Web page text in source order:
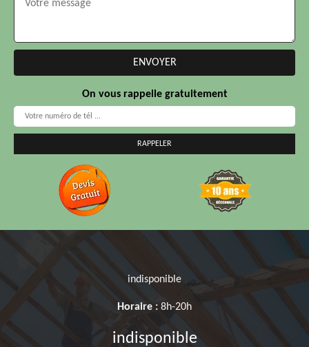
On vous rappelle gratuitement
indisponible
Horaire : 8h-20h
indisponible